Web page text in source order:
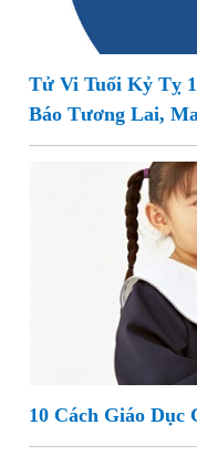
Tử Vi Tuổi Kỷ Tỵ
Báo Tương Lai,
10 Cách Giáo Dục